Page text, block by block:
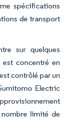
spécifications
de transport
sur quelques
concentré en
contrôlé par un
Electric
limité de